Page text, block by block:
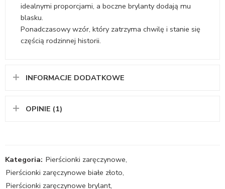
idealnymi proporcjami, a boczne brylanty dodają mu
blasku.
Ponadczasowy wzór, który zatrzyma chwilę i stanie się
częścią rodzinnej historii.
INFORMACJE DODATKOWE
OPINIE (1)
Kategoria: Pierścionki zaręczynowe,
Pierścionki zaręczynowe białe złoto,
Pierścionki zaręczynowe brylant,